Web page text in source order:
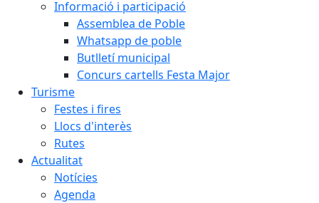
Informació i participació
Assemblea de Poble
Whatsapp de poble
Butlletí municipal
Concurs cartells Festa Major
Turisme
Festes i fires
Llocs d'interès
Rutes
Actualitat
Notícies
Agenda